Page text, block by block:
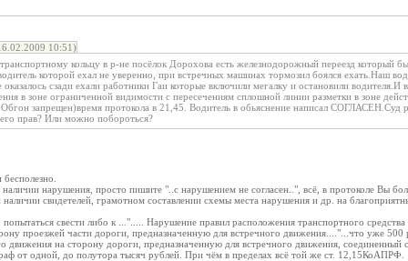
10:51)
кольцу в р-не посёлок Дорохова есть железнодорожный переезд который
которой ехал не уверенно, при встречных машинах тормозил боялся ехать.Наш
оказалось сзади ехали работники Гаи которые включили мегалку и остановили
в зоне ограниченной видимости с пересечениям сплошной линии разметки в зоне
запрещен)время протокола в 21,45. Водитель в обьяснение написал СОГЛАСЕН.Суд
прав? Или можно побороться?
наличии нарушения, просто пишите "..с нарушением не согласен..", всё, в протоколе Вы
свидетелей, грамотном составлении схемы места нарушения и др. на
свести либо к ..."..... Нарушение правил расположения транспортного средства
проезжей части дороги, предназначенную для встречного движения...."...что уже
на сторону дороги, предназначенную для встречного движения, соединенный
от одной, до полутора тысяч рублей. При чём в пределах всё той же ст. 12,15КоАПРФ.